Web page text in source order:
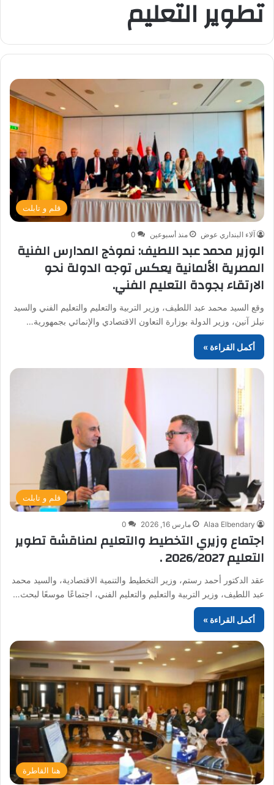
تطوير التعليم
قلم و تابلت
آلاء البنداري عوض منذ أسبوعين 0
الوزير محمد عبد اللطيف: نموذج المدارس الفنية
المصرية الألمانية يعكس توجه الدولة نحو
الارتقاء بجودة التعليم الفني.
وقع السيد محمد عبد اللطيف، وزير التربية والتعليم والتعليم الفني والسيد
نيلز آنين، وزير الدولة بوزارة التعاون الاقتصادي والإنمائي بجمهورية…
أكمل القراءة »
قلم و تابلت
Alaa Elbendary مارس 16, 2026 0
اجتماع وزيري التخطيط والتعليم لمناقشة تطوير
التعليم 2026/2027 .
عقد الدكتور أحمد رستم، وزير التخطيط والتنمية الاقتصادية، والسيد محمد
عبد اللطيف، وزير التربية والتعليم والتعليم الفني، اجتماعًا موسعًا لبحث…
أكمل القراءة »
هنا القاطرة